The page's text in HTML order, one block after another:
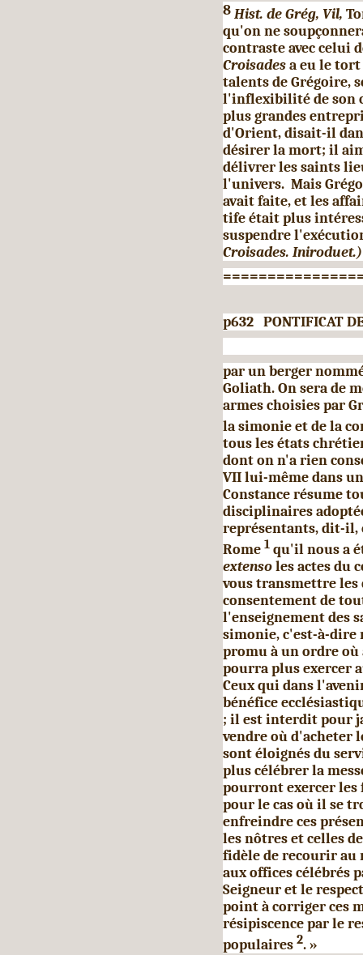
8Hist. de Grég, Vil,
qu'on ne
contraste avec celui
Croisadesa eu le tort
talents de Grégoire,
l'inflexibilité de son
plus grandes
d'Orient, disait-il
désirer la mort; il
délivrer les saints
l'univers. Mais
avait faite, et les
tife était plus
suspendre
Croisades. Iniroduet.)
p632 PONTIFICAT
par un berger
Goliath. On sera de
armes choisies par
la simonie et de la
tous les états
dont on n'a rien
VII lui-même dans
Constance résume
disciplinaires
représentants, dit-il,
Rome 1 qu'il nous a
extensoles actes du
vous transmettre les
consentement de
l'ensei­gnement des
simonie, c'est-à-dire
promu à un ordre où
pourra plus exercer
Ceux qui dans
bénéfice
; il est interdit pour
vendre où d'ache­ter
sont éloignés du
plus célébrer la
pourront exercer
pour le cas où il se
enfreindre ces
les nôtres et celles
fidèle de recourir au
aux offices célébrés
Seigneur et le
point à corriger ces
résipiscence par le
populaires 2. »